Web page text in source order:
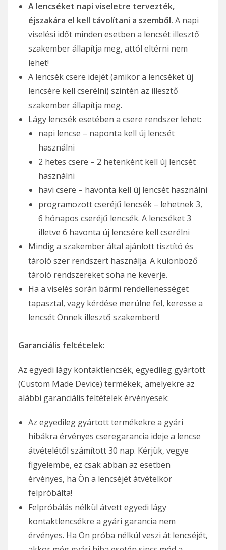
A lencséket napi viseletre tervezték,
éjszakára el kell távolítani a szemből. A napi
viselési időt minden esetben a lencsét illesztő
szakember állapítja meg, attól eltérni nem
lehet!
A lencsék csere idejét (amikor a lencséket új
lencsére kell cserélni) szintén az illesztő
szakember állapítja meg.
Lágy lencsék esetében a csere rendszer lehet:
napi lencse – naponta kell új lencsét
használni
2 hetes csere – 2 hetenként kell új lencsét
használni
havi csere – havonta kell új lencsét használni
programozott cseréjű lencsék – lehetnek 3,
6 hónapos cseréjű lencsék. A lencséket 3
illetve 6 havonta új lencsére kell cserélni
Mindig a szakember által ajánlott tisztító és
tároló szer rendszert használja. A különböző
tároló rendszereket soha ne keverje.
Ha a viselés során bármi rendellenességet
tapasztal, vagy kérdése merülne fel, keresse a
lencsét Önnek illesztő szakembert!
Garanciális feltételek:
Az egyedi lágy kontaktlencsék, egyedileg gyártott
(Custom Made Device) termékek, amelyekre az
alábbi garanciális feltételek érvényesek:
Az egyedileg gyártott termékekre a gyári
hibákra érvényes cseregarancia ideje a lencse
átvételétől számított 30 nap. Kérjük, vegye
figyelembe, ez csak abban az esetben
érvényes, ha Ön a lencséjét átvételkor
felpróbálta!
Felpróbálás nélkül átvett egyedi lágy
kontaktlencsékre a gyári garancia nem
érvényes. Ha Ön próba nélkül veszi át lencséjét,